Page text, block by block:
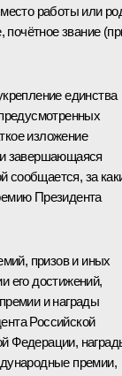
работы или
почётное звание
единства
изложение
и завершающаяся
сообщается, за
Президента
призов и иных
его достижений,
и награды
Российской
Федерации,
премии,